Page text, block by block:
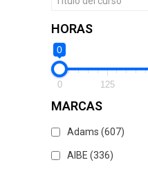
HORAS
0
0 125
MARCAS
Adams (607)
AIBE (336)